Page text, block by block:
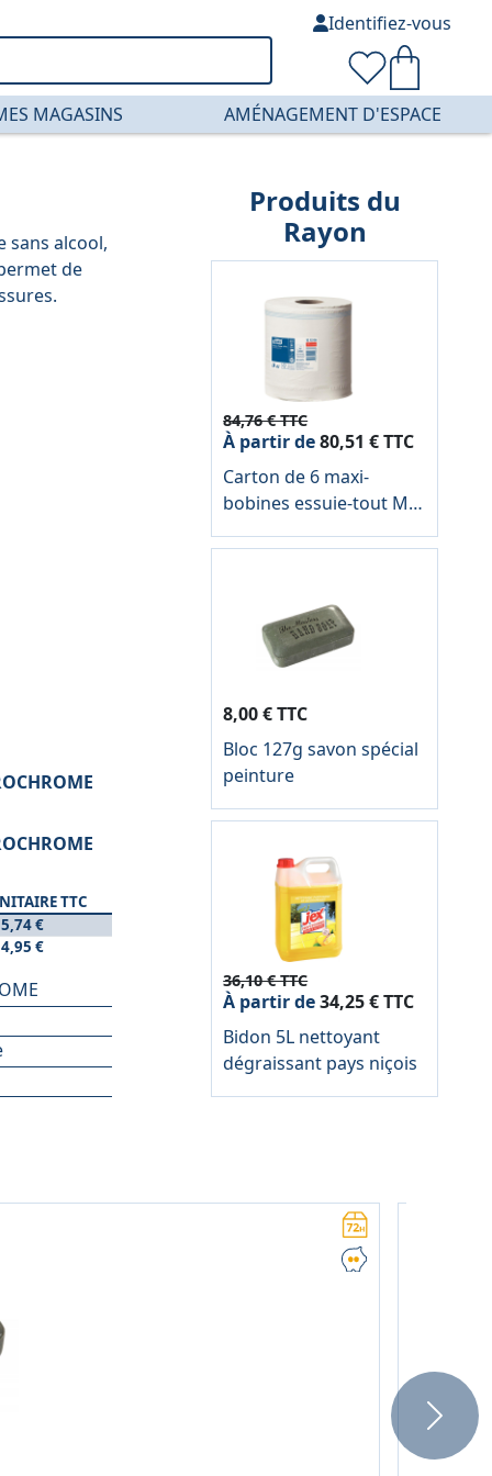
MAGASINS AMÉNAGEMENT D'ESPACE
Identifiez-vous
sans alcool,
de
TTC
€
€
Produits du
Rayon
84,76 € TTC
À partir de80,51 € TTC
Carton de 6 maxi-
bobines essuie-tout M2
8,00 € TTC
Bloc 127g savon spécial
peinture
36,10 € TTC
À partir de34,25 € TTC
Bidon 5L nettoyant
dégraissant pays niçois
Next